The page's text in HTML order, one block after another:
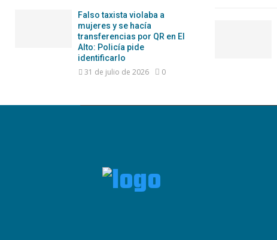
Falso taxista violaba a
mujeres y se hacía
transferencias por QR en El
Alto: Policía pide
identificarlo
31 de julio de 2026 0